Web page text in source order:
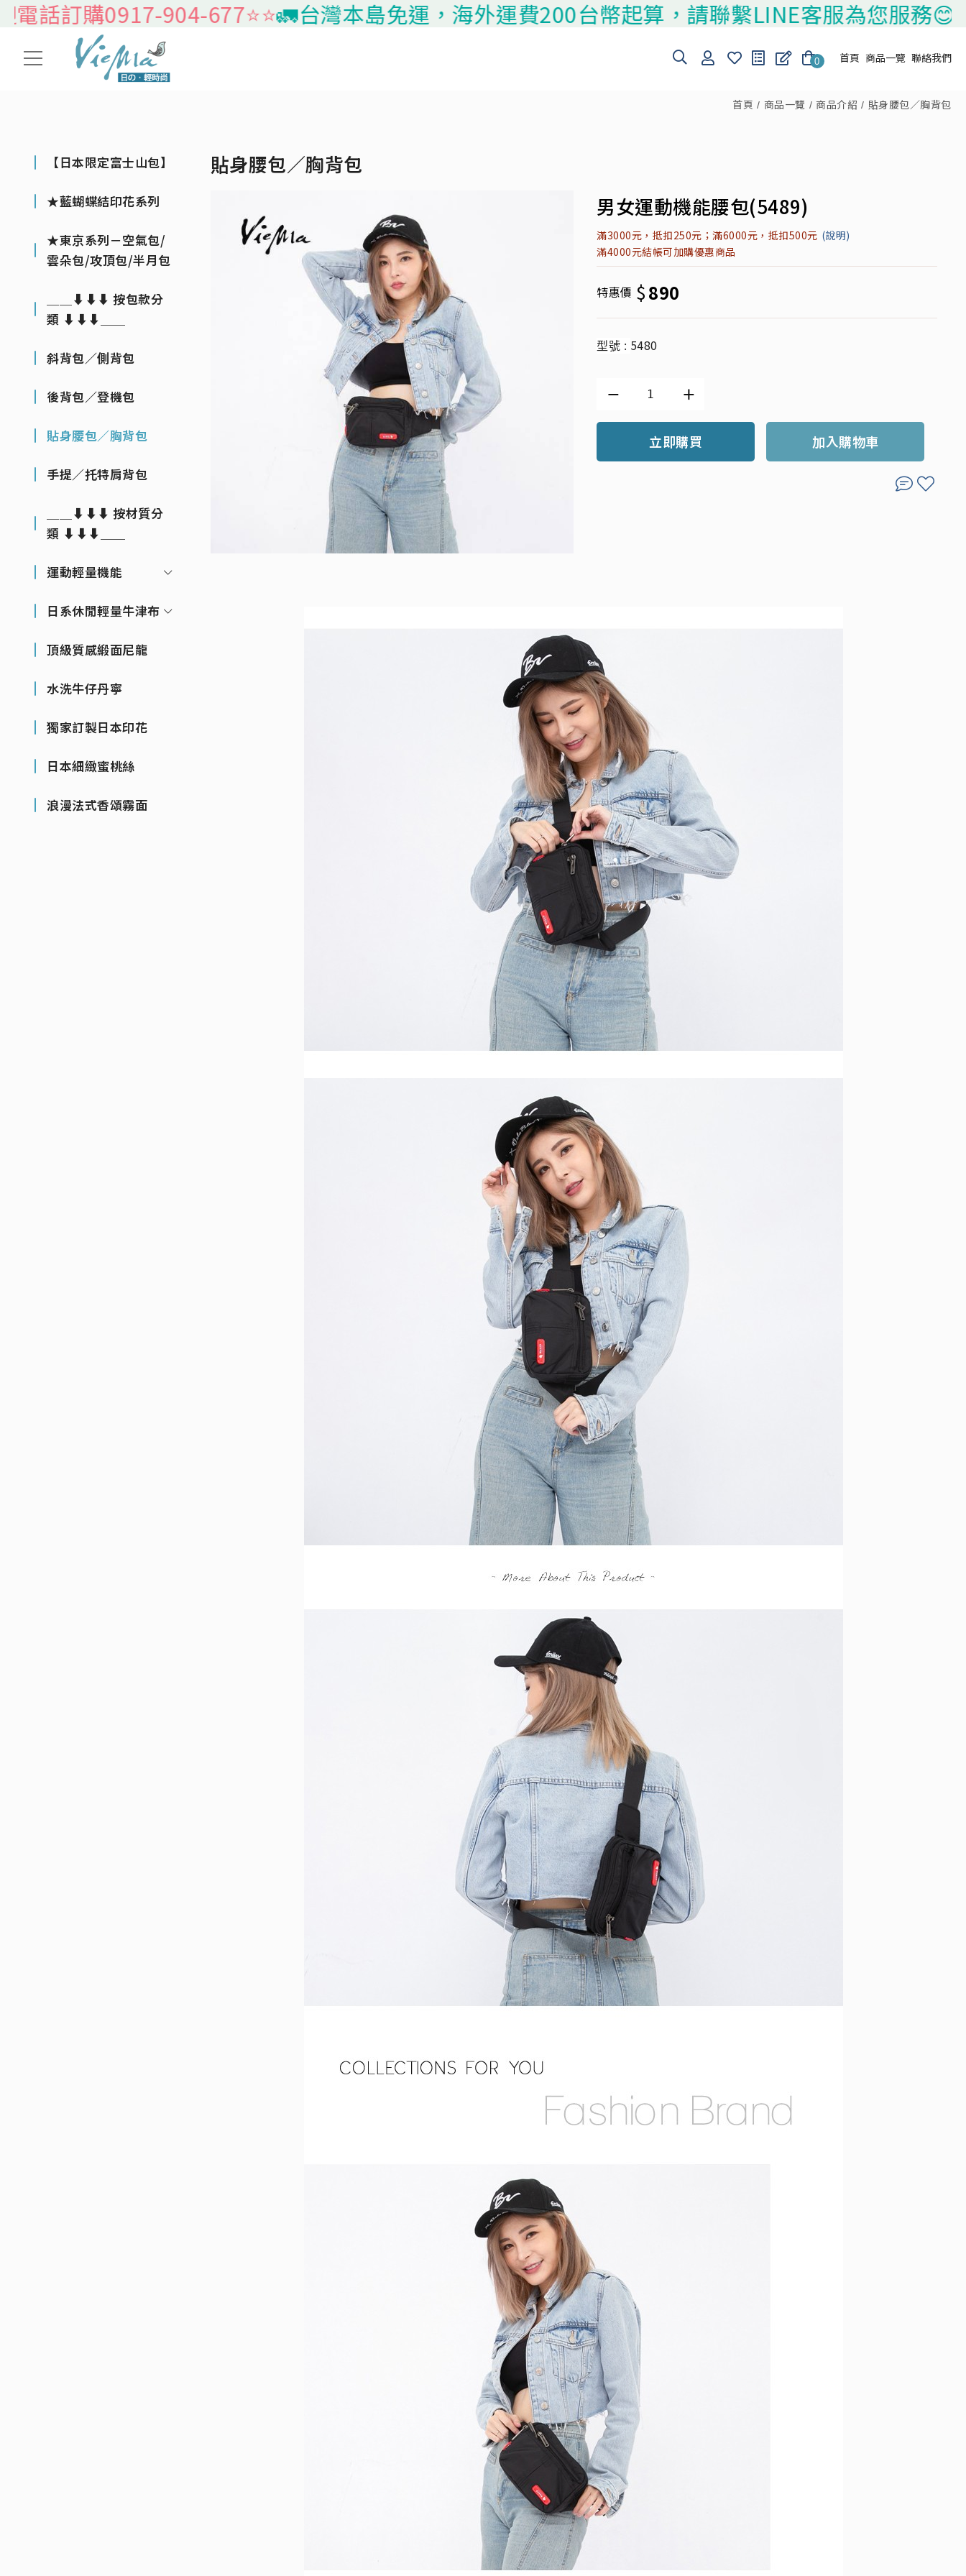
訂購0917-904-677⭐️⭐️🚛台灣本島免運，海外運費200台幣起算，請聯繫LINE客服為您服務😊
0 首頁 商品一覽 聯絡我們
首頁 商品一覽 商品介紹 貼身腰包／胸背包
【日本限定富士山包】
★藍蝴蝶結印花系列
★東京系列－空氣包/
雲朵包/攻頂包/半月包
＿＿⬇⬇⬇ 按包款分
類 ⬇⬇⬇＿＿
斜背包／側背包
後背包／登機包
貼身腰包／胸背包
手提／托特肩背包
＿＿⬇⬇⬇ 按材質分
類 ⬇⬇⬇＿＿
運動輕量機能
日系休閒輕量牛津布
頂級質感緞面尼龍
水洗牛仔丹寧
獨家訂製日本印花
日本細緻蜜桃絲
浪漫法式香頌霧面
貼身腰包／胸背包
男女運動機能腰包(5489)
滿3000元，抵扣250元；滿6000元，抵扣500元 (說明)
滿4000元結帳可加購優惠商品
特惠價 $890
型號 : 5480
立即購買 加入購物車